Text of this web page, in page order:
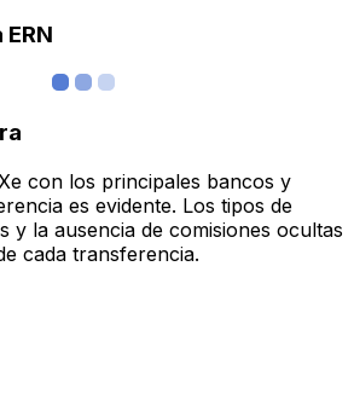
con los principales bancos y
es evidente. Los tipos de
y la ausencia de comisiones ocultas
cada transferencia.